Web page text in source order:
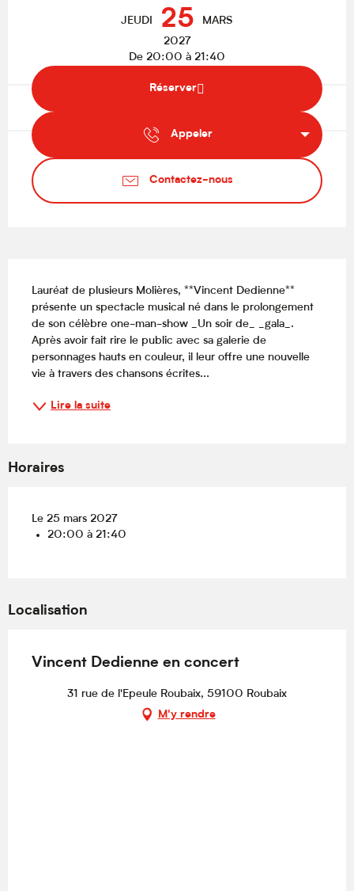
JEUDI 25 MARS
2027
De 20:00 à 21:40
Réserver
Appeler
Contactez-nous
Lauréat de plusieurs Molières, **Vincent Dedienne**
présente un spectacle musical né dans le prolongement
de son célèbre one-man-show _Un soir de_ _gala_.
Après avoir fait rire le public avec sa galerie de
personnages hauts en couleur, il leur offre une nouvelle
vie à travers des chansons écrites...
Lire la suite
Horaires
Le 25 mars 2027
20:00 à 21:40
Localisation
Vincent Dedienne en concert
31 rue de l'Epeule Roubaix, 59100 Roubaix
M'y rendre